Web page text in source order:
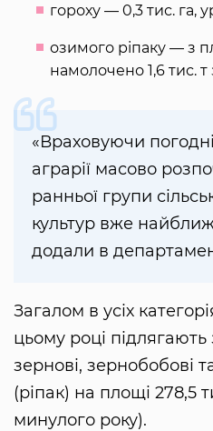
гороху — 0,3 тис. га,
озимого ріпаку — з
намолочено 1,6 тис. т
«Враховуючи
аграрії масово
ранньої групи
культур вже
додали в
Загалом в усіх
цьому році
зернові, зернобобові
(ріпак) на площі 278,5
минулого року).